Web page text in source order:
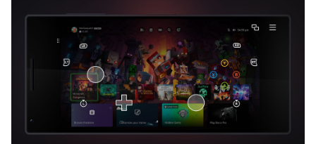
e
S
u
m